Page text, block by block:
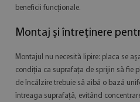
beneficii funcționale.
Montaj și întreținere
Montajul nu necesită lipire: placa se
condiția ca suprafața de sprijin să fie
de încălzire trebuie să aibă o bază
întreaga suprafață, evitând